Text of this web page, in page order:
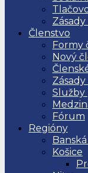
Členstvo
Formy
Nový
Služby
Fórum
Regióny
Košice